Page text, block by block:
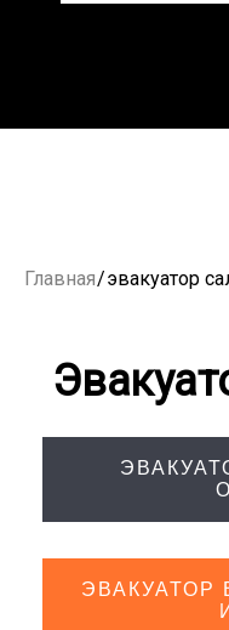
Главная/эвакуатор
ЭВАКУАТОР